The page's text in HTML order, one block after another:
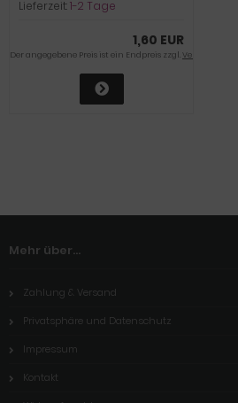
Lieferzeit:1-2 Tage
1,60 EUR
Der angegebene Preis ist ein Endpreis zzgl.Versandkosten
Mehr über...
Zahlung & Versand
Privatsphäre und Datenschutz
Impressum
Kontakt